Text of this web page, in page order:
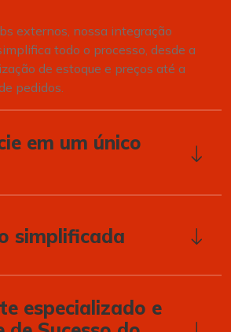
externos, nossa integração
todo o processo, desde a
de estoque e preços até a
pedidos.
em um único
simplificada
especializado e